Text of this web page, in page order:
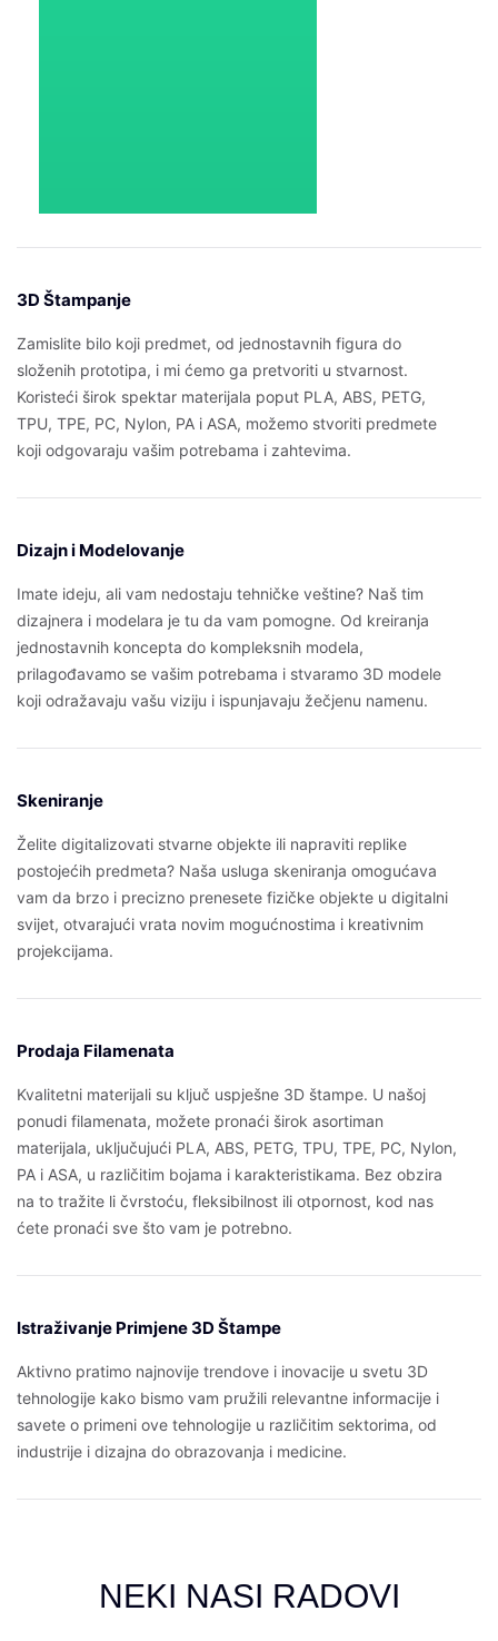
3D Štampanje
Zamislite bilo koji predmet, od jednostavnih figura do
složenih prototipa, i mi ćemo ga pretvoriti u stvarnost.
Koristeći širok spektar materijala poput PLA, ABS, PETG,
TPU, TPE, PC, Nylon, PA i ASA, možemo stvoriti predmete
koji odgovaraju vašim potrebama i zahtevima.
Dizajn i Modelovanje
Imate ideju, ali vam nedostaju tehničke veštine? Naš tim
dizajnera i modelara je tu da vam pomogne. Od kreiranja
jednostavnih koncepta do kompleksnih modela,
prilagođavamo se vašim potrebama i stvaramo 3D modele
koji odražavaju vašu viziju i ispunjavaju žečjenu namenu.
Skeniranje
Želite digitalizovati stvarne objekte ili napraviti replike
postojećih predmeta? Naša usluga skeniranja omogućava
vam da brzo i precizno prenesete fizičke objekte u digitalni
svijet, otvarajući vrata novim mogućnostima i kreativnim
projekcijama.
Prodaja Filamenata
Kvalitetni materijali su ključ uspješne 3D štampe. U našoj
ponudi filamenata, možete pronaći širok asortiman
materijala, uključujući PLA, ABS, PETG, TPU, TPE, PC, Nylon,
PA i ASA, u različitim bojama i karakteristikama. Bez obzira
na to tražite li čvrstoću, fleksibilnost ili otpornost, kod nas
ćete pronaći sve što vam je potrebno.
Istraživanje Primjene 3D Štampe
Aktivno pratimo najnovije trendove i inovacije u svetu 3D
tehnologije kako bismo vam pružili relevantne informacije i
savete o primeni ove tehnologije u različitim sektorima, od
industrije i dizajna do obrazovanja i medicine.
NEKI NASI RADOVI